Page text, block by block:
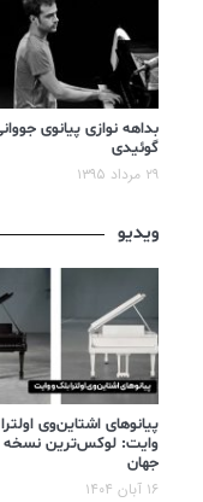
بداهه نوازی پیانوی
گوئیدی
۲۹ مرداد ۱۳۹۵
ویدیو
پیانوهای اشتاین‌وی
وایت: لوکس‌ترین نسخه
جهان
۱۶ آبان ۱۴۰۴